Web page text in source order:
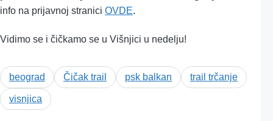
info na prijavnoj stranici OVDE.
Vidimo se i čičkamo se u Višnjici u nedelju!
beograd Čičak trail psk balkan trail trčanje
visnjica